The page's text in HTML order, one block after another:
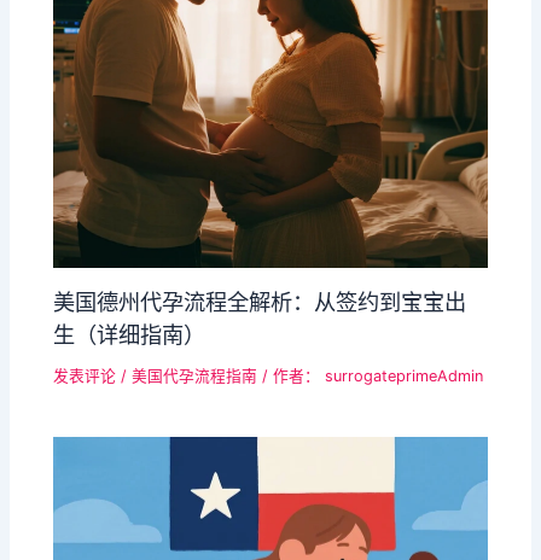
美国​德州代孕流程全解析：从签约到宝宝出
生（详细指南）​​
发表评论 /美国代孕流程指南 / 作者： surrogateprimeAdmin